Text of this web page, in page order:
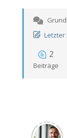
Letzter
2
Beiträge